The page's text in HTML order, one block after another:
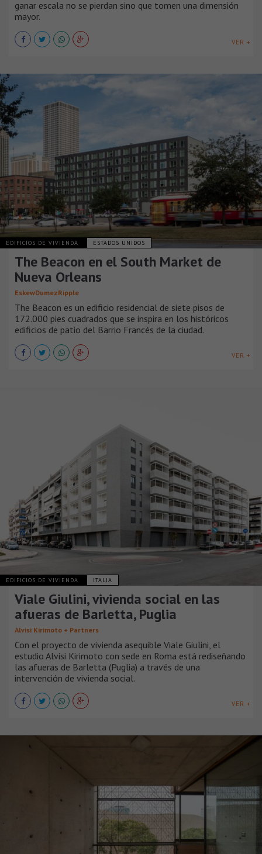
ganar escala no se pierdan sino que tomen una dimensión
mayor.
VER +
EDIFICIOS DE VIVIENDA ESTADOS UNIDOS
The Beacon en el South Market de
Nueva Orleans
EskewDumezRipple
The Beacon es un edificio residencial de siete pisos de
172.000 pies cuadrados que se inspira en los históricos
edificios de patio del Barrio Francés de la ciudad.
VER +
EDIFICIOS DE VIVIENDA ITALIA
Viale Giulini, vivienda social en las
afueras de Barletta, Puglia
Alvisi Kirimoto + Partners
Con el proyecto de vivienda asequible Viale Giulini, el
estudio Alvisi Kirimoto con sede en Roma está rediseñando
las afueras de Barletta (Puglia) a través de una
intervención de vivienda social.
VER +